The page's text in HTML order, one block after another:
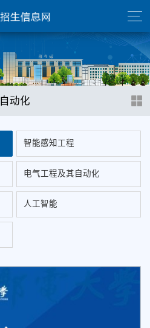
自动化
智能感知工程
电气工程及其自动化
人工智能